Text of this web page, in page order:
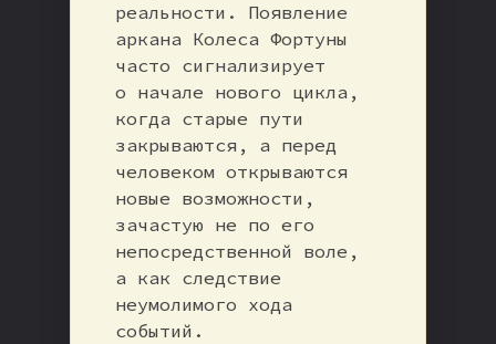
реальности. Появление
аркана Колеса Фортуны
часто сигнализирует
о начале нового цикла,
когда старые пути
закрываются, а перед
человеком открываются
новые возможности,
зачастую не по его
непосредственной воле,
а как следствие
неумолимого хода
событий.